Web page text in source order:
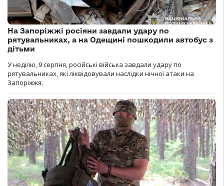
На Запоріжжі росіяни завдали удару по
рятувальниках, а на Одещині пошкодили автобус з
дітьми
У неділю, 9 серпня, російські війська завдали удару по
рятувальниках, які ліквідовували наслідки нічної атаки на
Запоріжжя.